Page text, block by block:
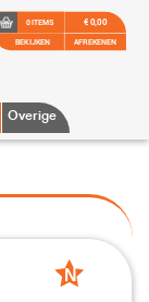
Overige
0 ITEMS
BEKIJKEN
€ 0,00
AFREKENEN
N